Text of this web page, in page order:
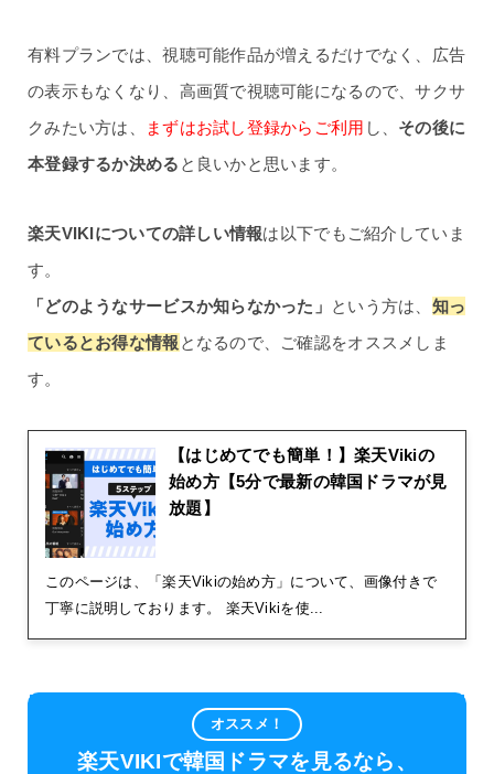
有料プランでは、視聴可能作品が増えるだけでなく、広告
の表示もなくなり、高画質で視聴可能になるので、サクサ
クみたい方は、
まずはお試し登録からご利用 し、 その後に
本登録するか決める と良いかと思います。
楽天VIKIについての詳しい情報は以下でもご紹介していま
す。
「どのようなサービスか知らなかった」 という方は、 知っ
ているとお得な情報 となるので、ご確認をオススメしま
す。
【はじめてでも簡単！】楽天Vikiの
始め方【5分で最新の韓国ドラマが見
放題】
このページは、「楽天Vikiの始め方」について、画像付きで
丁寧に説明しております。 楽天Vikiを使...
オススメ！
楽天VIKIで韓国ドラマを見るなら、